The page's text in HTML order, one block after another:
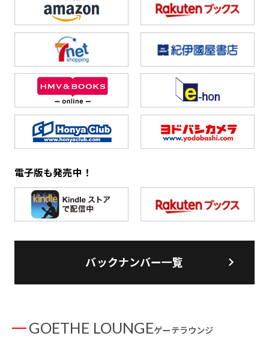
電子版も発売中！
バックナンバー一覧
GOETHE LOUNGEゲーテラウンジ